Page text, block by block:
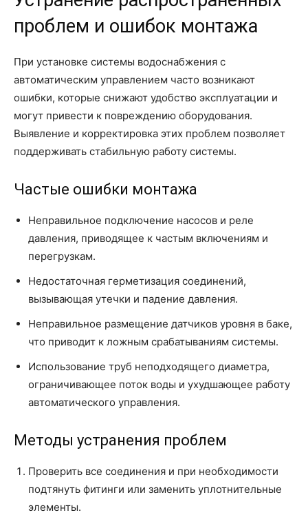
проблем и ошибок монтажа
При установке системы водоснабжения с
автоматическим управлением часто возникают
ошибки, которые снижают удобство эксплуатации и
могут привести к повреждению оборудования.
Выявление и корректировка этих проблем позволяет
поддерживать стабильную работу системы.
Частые ошибки монтажа
Неправильное подключение насосов и реле
давления, приводящее к частым включениям и
перегрузкам.
Недостаточная герметизация соединений,
вызывающая утечки и падение давления.
Неправильное размещение датчиков уровня в баке,
что приводит к ложным срабатываниям системы.
Использование труб неподходящего диаметра,
ограничивающее поток воды и ухудшающее работу
автоматического управления.
Методы устранения проблем
Проверить все соединения и при необходимости
подтянуть фитинги или заменить уплотнительные
элементы.